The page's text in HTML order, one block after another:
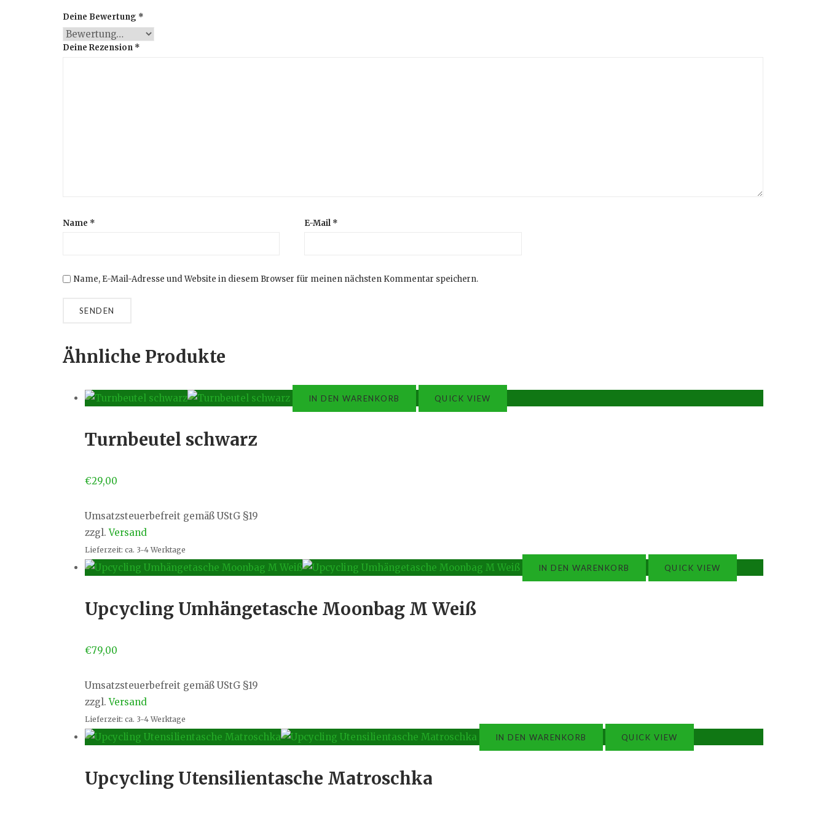
Deine Bewertung *
Deine Rezension *
Name * E-Mail *
Name, E-Mail-Adresse und Website in diesem Browser für meinen nächsten Kommentar speichern.
Ähnliche Produkte
IN DEN WARENKORB QUICK VIEW
Turnbeutel schwarz
€29,00
Umsatzsteuerbefreit gemäß UStG §19
zzgl.Versand
Lieferzeit: ca. 3-4 Werktage
IN DEN WARENKORB QUICK VIEW
Upcycling Umhängetasche Moonbag M Weiß
€79,00
Umsatzsteuerbefreit gemäß UStG §19
zzgl.Versand
Lieferzeit: ca. 3-4 Werktage
IN DEN WARENKORB QUICK VIEW
Upcycling Utensilientasche Matroschka